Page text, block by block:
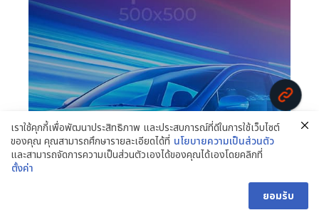
เราใช้คุกกี้เพื่อพัฒนาประสิทธิภาพ และประสบการณ์ที่ดีในการใช้เว็บไซต์
ของคุณ คุณสามารถศึกษารายละเอียดได้ที่ นโยบายความเป็นส่วนตัว
และสามารถจัดการความเป็นส่วนตัวเองได้ของคุณได้เองโดยคลิกที่
ตั้งค่า
ยอมรับ